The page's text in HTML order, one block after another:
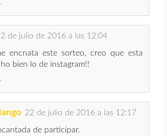
de julio de 2016 a las 12:04
encnata este sorteo, creo que esta
bien lo de instagram!!
22 de julio de 2016 a las 12:17
de participar.